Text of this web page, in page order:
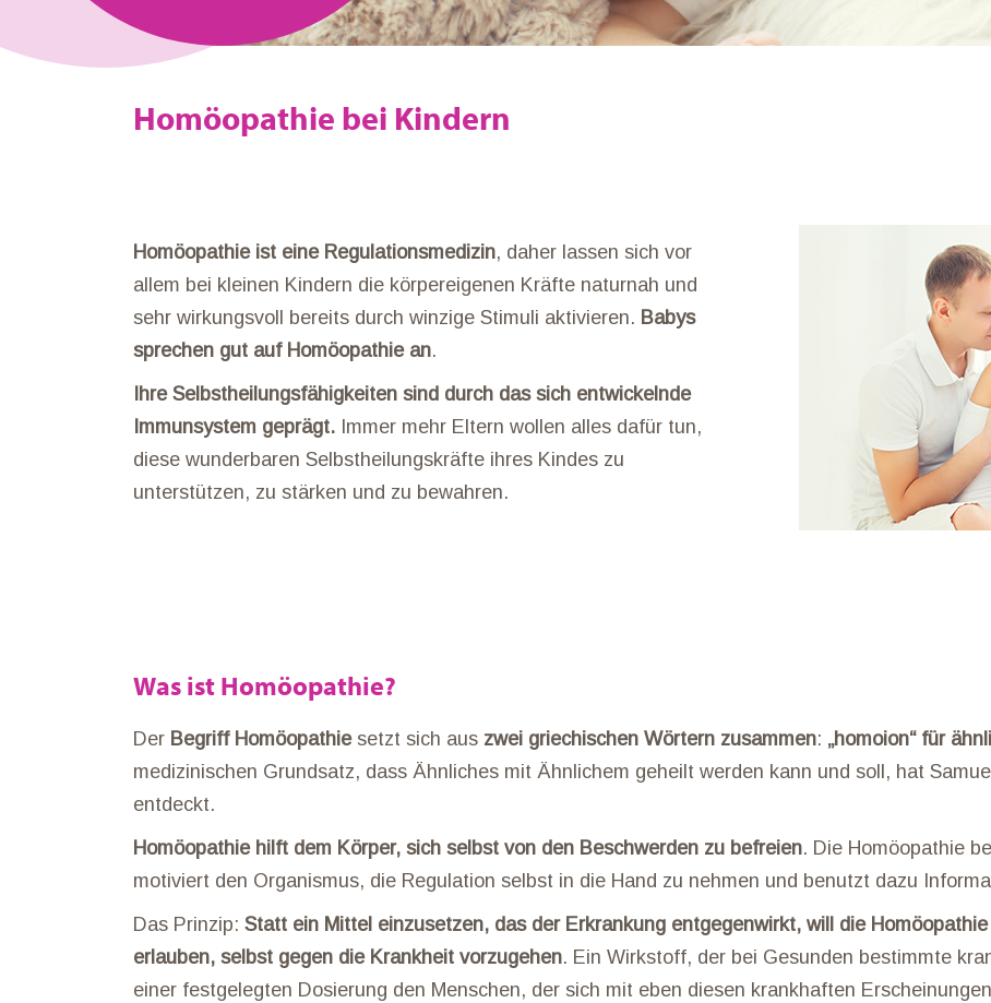
Homöopathie bei Kindern
Homöopathie ist eine Regulationsmedizin, daher lassen sich vor
allem bei kleinen Kindern die körpereigenen Kräfte naturnah und
sehr wirkungsvoll bereits durch winzige Stimuli aktivieren. Babys
sprechen gut auf Homöopathie an.
Ihre Selbstheilungsfähigkeiten sind durch das sich entwickelnde
Immunsystem geprägt. Immer mehr Eltern wollen alles dafür tun,
diese wunderbaren Selbstheilungskräfte ihres Kindes zu
unterstützen, zu stärken und zu bewahren.
Was ist Homöopathie?
Der Begriff Homöopathiesetzt sich aus zwei griechischen Wörtern zusammen: „homoion“ für
medizinischen Grundsatz, dass Ähnliches mit Ähnlichem geheilt werden kann und soll, hat
entdeckt.
Homöopathie hilft dem Körper, sich selbst von den Beschwerden zu befreien. Die Homöopathie
motiviert den Organismus, die Regulation selbst in die Hand zu nehmen und benutzt dazu
Das Prinzip: Statt ein Mittel einzusetzen, das der Erkrankung entgegenwirkt, will die
erlauben, selbst gegen die Krankheit vorzugehen. Ein Wirkstoff, der bei Gesunden bestimmte
einer festgelegten Dosierung den Menschen, der sich mit eben diesen krankhaften